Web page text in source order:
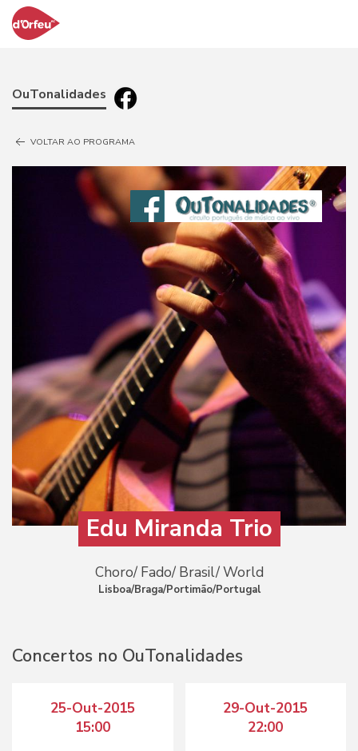
OuTonalidades
VOLTAR AO PROGRAMA
Edu Miranda Trio
Choro/ Fado/ Brasil/ World
Lisboa/Braga/Portimão/Portugal
Concertos no OuTonalidades
25-Out-2015
15:00
29-Out-2015
22:00